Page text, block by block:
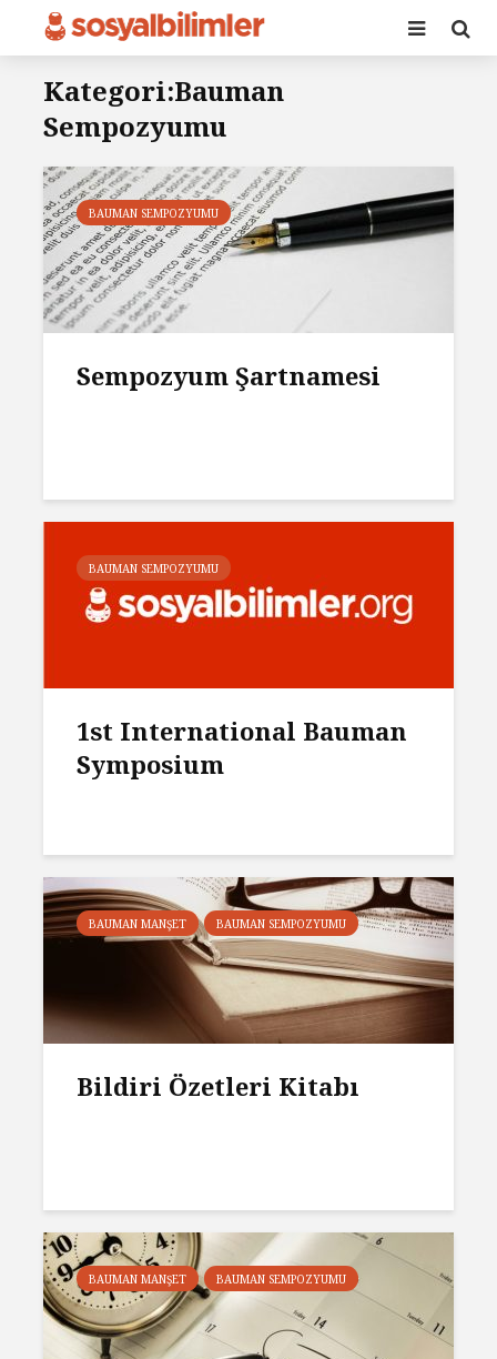
Kategori:Bauman
Sempozyumu
BAUMAN SEMPOZYUMU
Sempozyum Şartnamesi
BAUMAN SEMPOZYUMU
1st International Bauman
Symposium
BAUMAN MANŞET BAUMAN SEMPOZYUMU
Bildiri Özetleri Kitabı
BAUMAN MANŞET BAUMAN SEMPOZYUMU